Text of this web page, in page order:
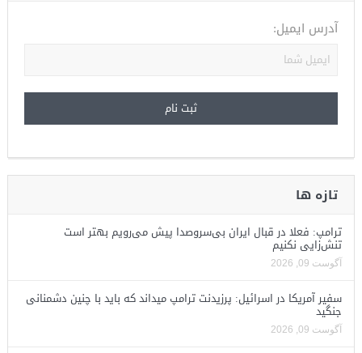
آدرس ایمیل:
تازه ها
ترامپ: فعلا در قبال ایران بی‌سروصدا پیش می‌رویم بهتر است
تنش‌زایی نکنیم
آگوست 09, 2026
سفیر آمریکا در اسرائیل: پرزیدنت ترامپ میداند که باید با چنین دشمنانی
جنگید
آگوست 09, 2026